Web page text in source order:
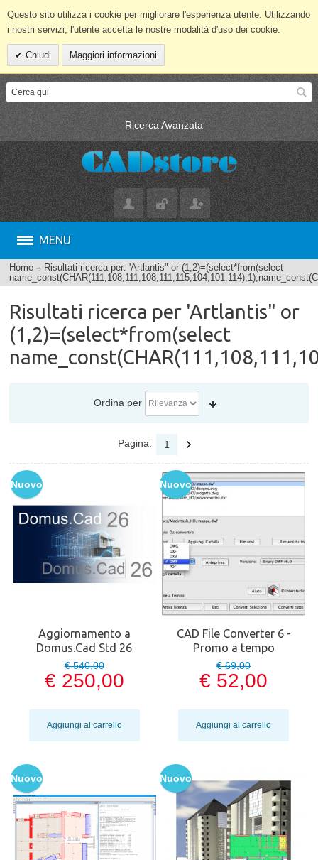
Questo sito utilizza i cookie per migliorare l'esperienza utente. Utilizzando
i nostri servizi, l'utente accetta le nostre modalità d'uso dei cookie.
Chiudi Maggiori informazioni
Ricerca Avanzata
MENU
Home
Risultati ricerca per: 'Artlantis" or (1,2)=(select*from(select
Risultati ricerca per 'Artlantis" or
(1,2)=(select*from(select
Ordina per
Pagina: 1
Nuovo
Aggiornamento a
Domus.Cad Std 26
€ 540,00
€ 250,00
Aggiungi al carrello
Nuovo
CAD File Converter 6 -
Promo a tempo
€ 69,00
€ 52,00
Aggiungi al carrello
Nuovo Nuovo